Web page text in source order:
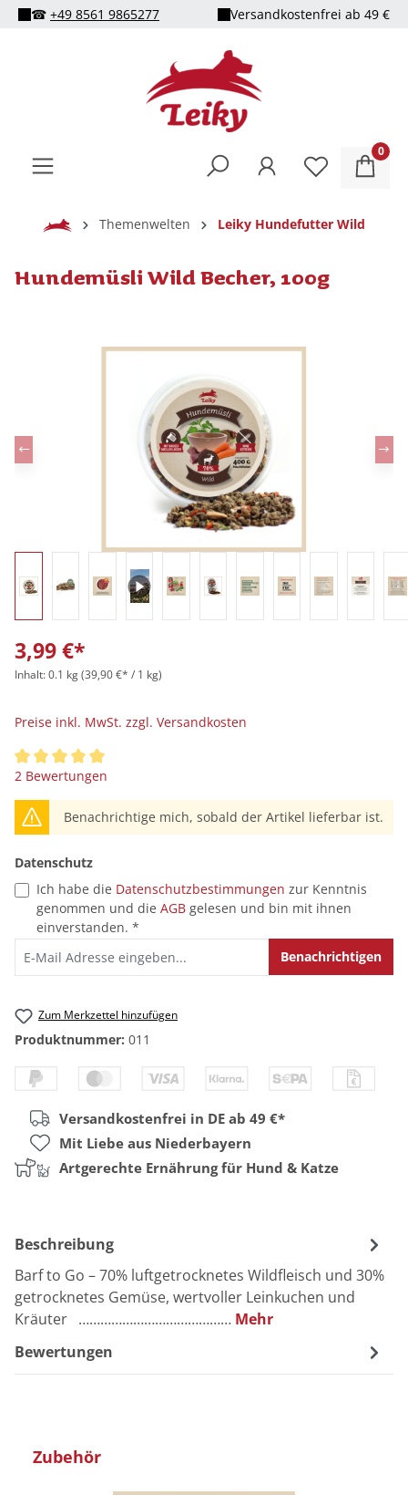
springen
☎ +49 8561 9865277 Versandkostenfrei ab 49 €
0
HomeThemenwelten Leiky Hundefutter Wild
Hundemüsli Wild Becher, 100g
Bildergalerie überspringen
3,99 €*
Inhalt:0.1 kg(39,90 €* / 1 kg)
Preise inkl. MwSt. zzgl. Versandkosten
Durchschnittliche Bewertung von 5 von 5 Sternen
2 Bewertungen
Benachrichtige mich, sobald der Artikel lieferbar ist.
Datenschutz
Ich habe die Datenschutzbestimmungen zur Kenntnis
genommen und die AGB gelesen und bin mit ihnen
einverstanden. *
Benachrichtigen
Zum Merkzettel hinzufügen
Produktnummer: 011
Versandkostenfrei in DE ab 49 €*
Mit Liebe aus Niederbayern
Artgerechte Ernährung für Hund & Katze
Beschreibung
Barf to Go – 70% luftgetrocknetes Wildfleisch und 30%
getrocknetes Gemüse, wertvoller Leinkuchen und
Kräuter …………………………………… Mehr
Bewertungen
Produktgalerie überspringen
Zubehör